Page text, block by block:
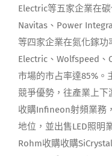
Electric等五家企業在
Navitas、Power
等四家企業在氮化鎵
Electric、Wolfspeed
市場的市占率達85%。
競爭優勢，往產業上
收購Infineon射頻業務
地位，並出售LED照明
Rohm收購收購